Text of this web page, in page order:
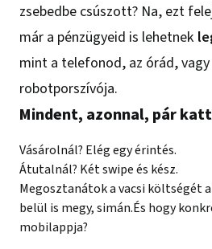
zsebedbe csúszott? Na, ezt
már a pénzügyeid is lehetnek
mint a telefonod, az órád,
robotporszívója.
Mindent, azonnal, pár
Vásárolnál? Elég egy érintés.
Átutalnál? Két swipe és kész.
Megosztanátok a vacsi költségét
belül is megy, simán.És hogy
mobilappja?